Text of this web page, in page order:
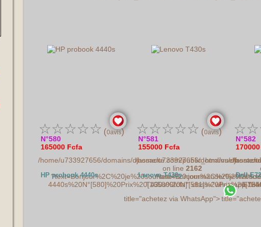
☆☆☆☆☆ (0avis)
N°580
165000 Fcfa
/home/u733927656/domains/djassacite.com/public_html/vue/
on line 2162
4440s%20N°[580]%20Prix%20[165000fcfa]" class="whatsapp-
title="achetez via WhatsApp">
HP probook 4440s
☆☆☆☆☆ (0avis)
N°581
155000 Fcfa
/home/u733927656/domains/
Lenovo T430s
☆☆
N°582
/home/
Dell